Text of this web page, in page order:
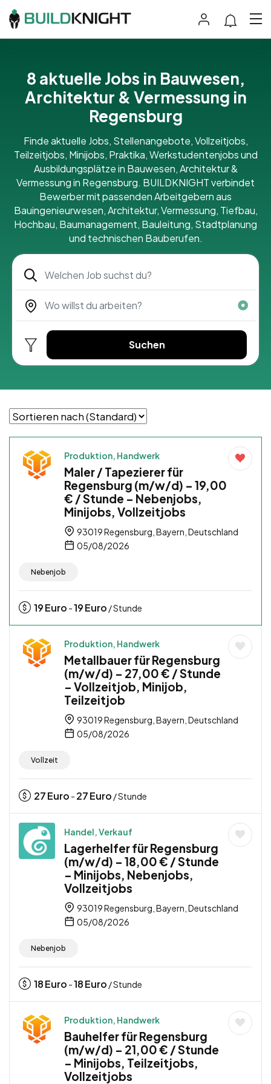
8 aktuelle Jobs in Bauwesen,
Architektur & Vermessung in
Regensburg
Finde aktuelle Jobs, Stellenangebote, Vollzeitjobs,
Teilzeitjobs, Minijobs, Praktika, Werkstudentenjobs und
Ausbildungsplätze in Bauwesen, Architektur &
Vermessung in Regensburg. BUILDKNIGHT verbindet
Bewerber mit passenden Arbeitgebern aus
Bauingenieurwesen, Architektur, Vermessung, Tiefbau,
Hochbau, Baumanagement, Bauleitung, Stadtplanung
und technischen Bauberufen.
Suchen
Produktion, Handwerk
Maler / Tapezierer für
Regensburg (m/w/d) – 19,00
€ / Stunde – Nebenjobs,
Minijobs, Vollzeitjobs
93019 Regensburg, Bayern, Deutschland
05/08/2026
Nebenjob
19Euro -19Euro / Stunde
Produktion, Handwerk
Metallbauer für Regensburg
(m/w/d) – 27,00 € / Stunde
– Vollzeitjob, Minijob,
Teilzeitjob
93019 Regensburg, Bayern, Deutschland
05/08/2026
Vollzeit
27Euro - 27Euro / Stunde
Handel, Verkauf
Lagerhelfer für Regensburg
(m/w/d) – 18,00 € / Stunde
– Minijobs, Nebenjobs,
Vollzeitjobs
93019 Regensburg, Bayern, Deutschland
05/08/2026
Nebenjob
18Euro -18Euro / Stunde
Produktion, Handwerk
Bauhelfer für Regensburg
(m/w/d) – 21,00 € / Stunde
– Minijobs, Teilzeitjobs,
Vollzeitjobs